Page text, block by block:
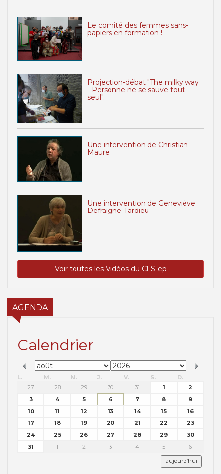
Le comité des femmes sans-
papiers en formation !
Projection-débat "The milky way
- Personne ne se sauve tout
seul".
Une intervention de Christian
Maurel
Une intervention de Geneviève
Defraigne-Tardieu
Voir toutes les Vidéos du CFS-ep
AGENDA
Calendrier
L. M. M. J. V. S.
D.
27
28 29 30 31 1
2
3
4 5 6 7 8
9
10
11 12 13 14 15
16
17
18 19 20 21 22
23
24
25 26 27 28 29
30
31
1 2 3 4 5 6
aujourd’hui